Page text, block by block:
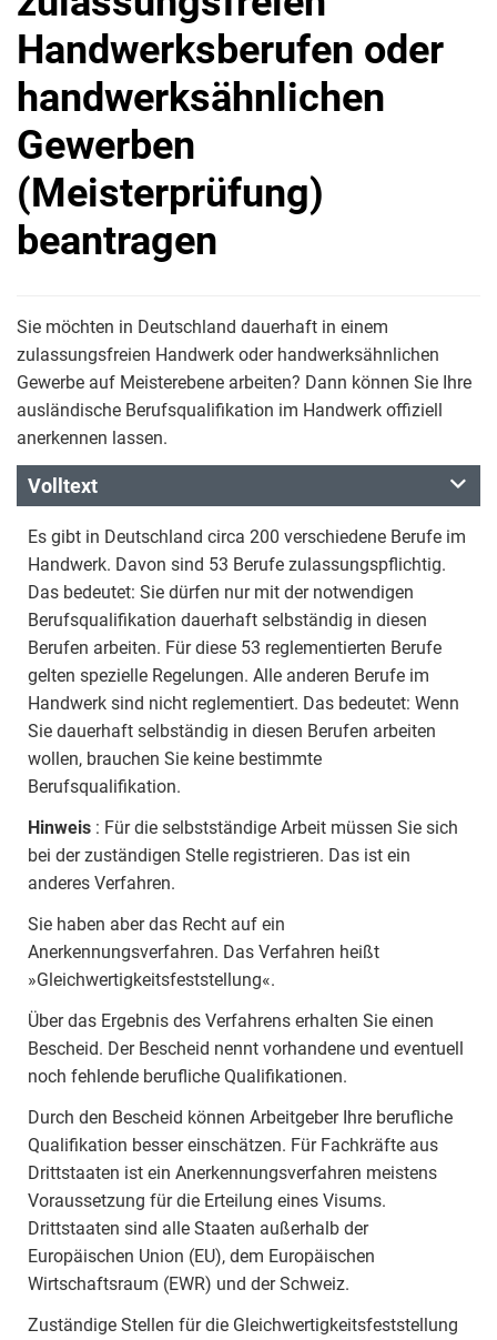
Handwerksberufen oder
handwerksähnlichen
Gewerben
(Meisterprüfung)
beantragen
Sie möchten in Deutschland dauerhaft in einem
zulassungsfreien Handwerk oder handwerksähnlichen
Gewerbe auf Meisterebene arbeiten? Dann können Sie Ihre
ausländische Berufsqualifikation im Handwerk offiziell
anerkennen lassen.
Volltext
Es gibt in Deutschland circa 200 verschiedene Berufe im
Handwerk. Davon sind 53 Berufe zulassungspflichtig.
Das bedeutet: Sie dürfen nur mit der notwendigen
Berufsqualifikation dauerhaft selbständig in diesen
Berufen arbeiten. Für diese 53 reglementierten Berufe
gelten spezielle Regelungen. Alle anderen Berufe im
Handwerk sind nicht reglementiert. Das bedeutet: Wenn
Sie dauerhaft selbständig in diesen Berufen arbeiten
wollen, brauchen Sie keine bestimmte
Berufsqualifikation.
Hinweis : Für die selbstständige Arbeit müssen Sie sich
bei der zuständigen Stelle registrieren. Das ist ein
anderes Verfahren.
Sie haben aber das Recht auf ein
Anerkennungsverfahren. Das Verfahren heißt
»Gleichwertigkeitsfeststellung«.
Über das Ergebnis des Verfahrens erhalten Sie einen
Bescheid. Der Bescheid nennt vorhandene und eventuell
noch fehlende berufliche Qualifikationen.
Durch den Bescheid können Arbeitgeber Ihre berufliche
Qualifikation besser einschätzen. Für Fachkräfte aus
Drittstaaten ist ein Anerkennungsverfahren meistens
Voraussetzung für die Erteilung eines Visums.
Drittstaaten sind alle Staaten außerhalb der
Europäischen Union (EU), dem Europäischen
Wirtschaftsraum (EWR) und der Schweiz.
Zuständige Stellen für die Gleichwertigkeitsfeststellung